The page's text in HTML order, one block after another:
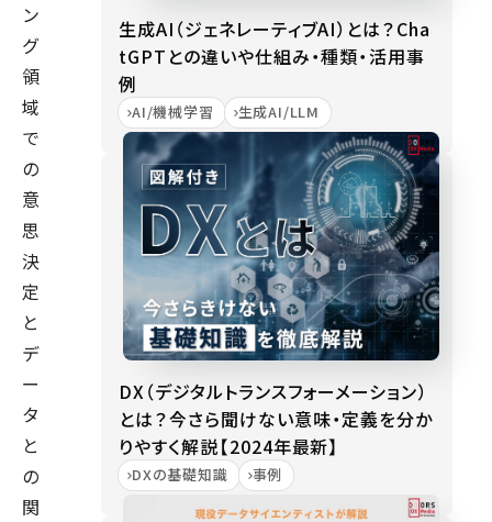
ン
グ
領
域
で
の
意
思
決
定
と
デ
ー
タ
と
の
関
生成AI（ジェネレーティブAI）とは？Cha
tGPTとの違いや仕組み・種類・活用事
例
AI/機械学習 生成AI/LLM
DX（デジタルトランスフォーメーション）
とは？今さら聞けない意味・定義を分か
りやすく解説【2024年最新】
DXの基礎知識 事例